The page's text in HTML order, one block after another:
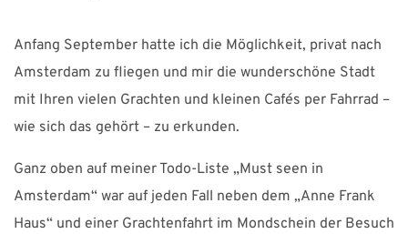
SUPPORT
WEBSHOP
Zentrale: +49 89 25552155 0 E-Mail: info-de@nti-
group.com
Support: support-de@nti-group.com
Anfang September hatte ich die Möglichkeit, privat nach
Amsterdam zu fliegen und mir die wunderschöne Stadt
mit Ihren vielen Grachten und kleinen Cafés per Fahrrad –
wie sich das gehört – zu erkunden.
Ganz oben auf meiner Todo-Liste „Must seen in
Amsterdam“ war auf jeden Fall neben dem „Anne Frank
Haus“ und einer Grachtenfahrt im Mondschein der Besuch